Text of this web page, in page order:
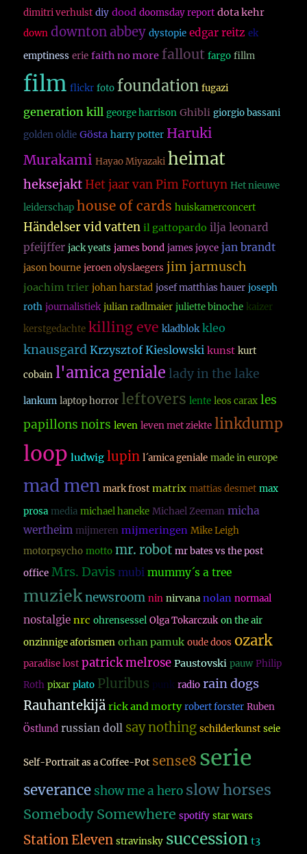
dimitri verhulst diy dood doomsday report dota kehr
down downton abbey dystopie edgar reitz ek
emptiness erie faith no more fallout fargo fillm
film flickr foto foundation fugazi
generation kill george harrison Ghibli giorgio bassani
golden oldie Gösta harry potter Haruki
Murakami Hayao Miyazaki heimat
heksejakt Het jaar van Pim Fortuyn Het nieuwe
leiderschap house of cards huiskamerconcert
Händelser vid vatten il gattopardo ilja leonard
pfeijffer jack yeats james bond james joyce jan brandt
jason bourne jeroen olyslaegers jim jarmusch
joachim trier johan harstad josef matthias hauer joseph
roth journalistiek julian radlmaier juliette binoche kaizer
kerstgedachte killing eve kladblok kleo
knausgard Krzysztof Kieslowski kunst kurt
cobain l'amica geniale lady in the lake
lankum laptop horror leftovers lente leos carax les
papillons noirs leven leven met ziekte linkdump
loop ludwig lupin l´amica geniale made in europe
mad men mark frost matrix mattias desmet max
prosa media michael haneke Michael Zeeman micha
wertheim mijmeren mijmeringen Mike Leigh
motorpsycho motto mr. robot mr bates vs the post
office Mrs. Davis mubi mummy´s a tree
muzieknewsroom nin nirvana nolan normaal
nostalgie nrc ohrensessel Olga Tokarczuk on the air
onzinnige aforismen orhan pamuk oude doos ozark
paradise lost patrick melrose Paustovski pauw Philip
Roth pixar plato Pluribus punk radio rain dogs
Rauhantekijä rick and morty robert forster Ruben
Östlund russian doll say nothing schilderkunst seie
Self-Portrait as a Coffee-Pot sense8 serie
severance show me a hero slow horses
Somebody Somewhere spotify star wars
Station Eleven stravinsky succession t3